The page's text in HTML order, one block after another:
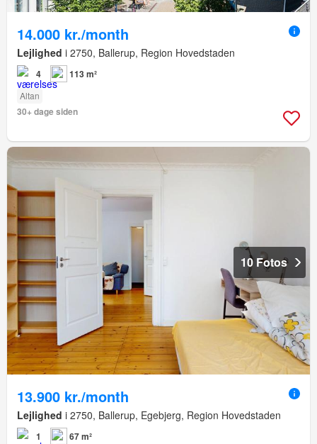
14.000 kr./month
Lejlighed i 2750, Ballerup, Region Hovedstaden
4 113 m²
Altan
30+ dage siden
10 Fotos
13.900 kr./month
Lejlighed i 2750, Ballerup, Egebjerg, Region Hovedstaden
1
67 m²